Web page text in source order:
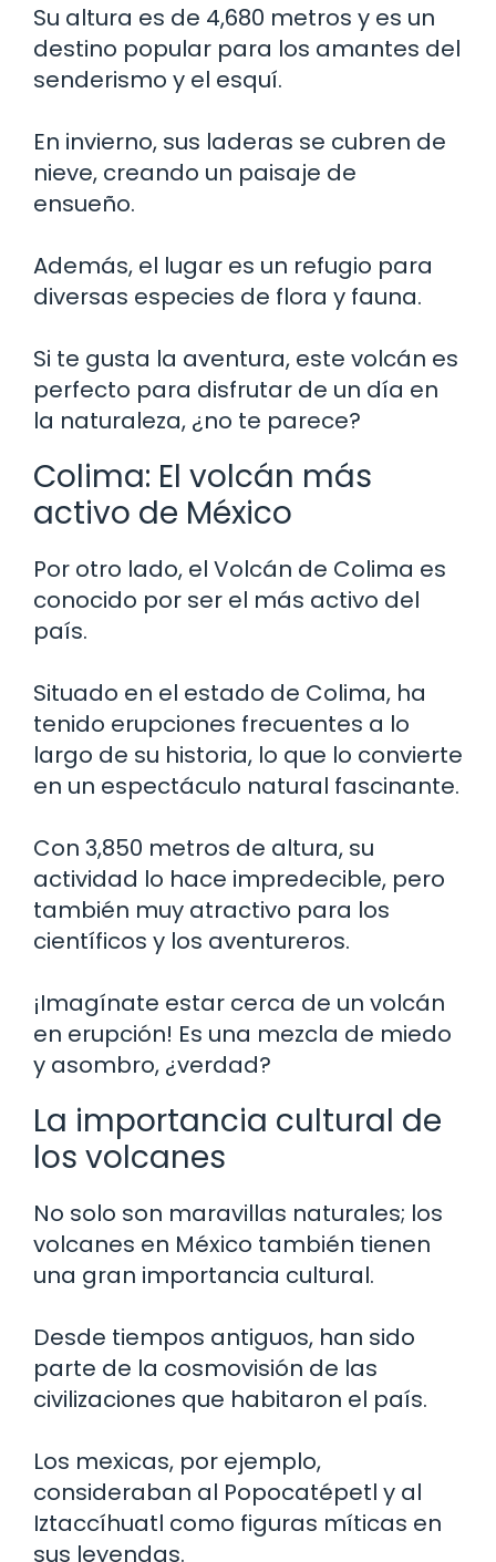
Su altura es de 4,680 metros y es un
destino popular para los amantes del
senderismo y el esquí.
En invierno, sus laderas se cubren de
nieve, creando un paisaje de
ensueño.
Además, el lugar es un refugio para
diversas especies de flora y fauna.
Si te gusta la aventura, este volcán es
perfecto para disfrutar de un día en
la naturaleza, ¿no te parece?
Colima: El volcán más
activo de México
Por otro lado, el Volcán de Colima es
conocido por ser el más activo del
país.
Situado en el estado de Colima, ha
tenido erupciones frecuentes a lo
largo de su historia, lo que lo convierte
en un espectáculo natural fascinante.
Con 3,850 metros de altura, su
actividad lo hace impredecible, pero
también muy atractivo para los
científicos y los aventureros.
¡Imagínate estar cerca de un volcán
en erupción! Es una mezcla de miedo
y asombro, ¿verdad?
La importancia cultural de
los volcanes
No solo son maravillas naturales; los
volcanes en México también tienen
una gran importancia cultural.
Desde tiempos antiguos, han sido
parte de la cosmovisión de las
civilizaciones que habitaron el país.
Los mexicas, por ejemplo,
consideraban al Popocatépetl y al
Iztaccíhuatl como figuras míticas en
sus leyendas.